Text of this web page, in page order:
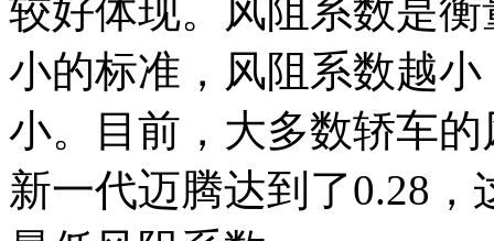
较好体现。风阻系数是衡
小的标准，风阻系数越
小。目前，大多数轿车
新一代迈腾达到了0.28